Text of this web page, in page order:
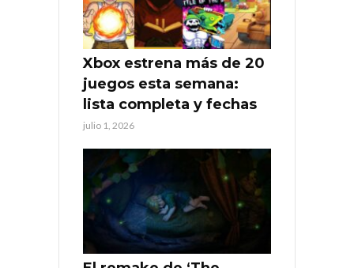
Xbox estrena más de 20
juegos esta semana:
lista completa y fechas
julio 1, 2026